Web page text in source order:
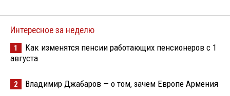
Интересное за неделю
1
Как изменятся пенсии работающих пенсионеров с 1
августа
2 Владимир Джабаров — о том, зачем Европе Армения